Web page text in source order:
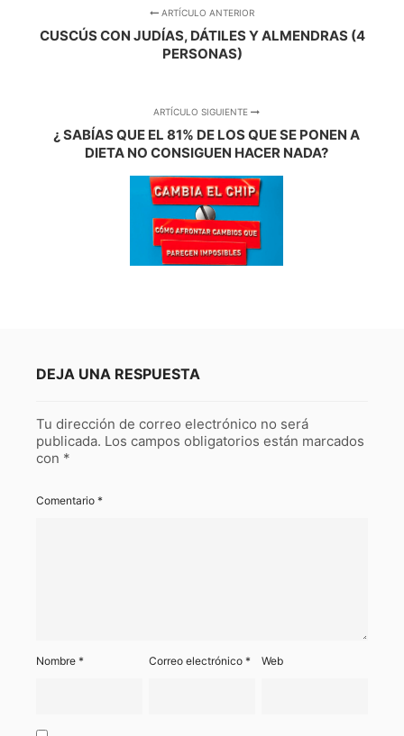
ARTÍCULO ANTERIOR
CUSCÚS CON JUDÍAS, DÁTILES Y ALMENDRAS (4
PERSONAS)
ARTÍCULO SIGUIENTE
¿ SABÍAS QUE EL 81% DE LOS QUE SE PONEN A
DIETA NO CONSIGUEN HACER NADA?
DEJA UNA RESPUESTA
Tu dirección de correo electrónico no será
publicada. Los campos obligatorios están marcados
con *
Comentario *
Nombre * Correo electrónico* Web